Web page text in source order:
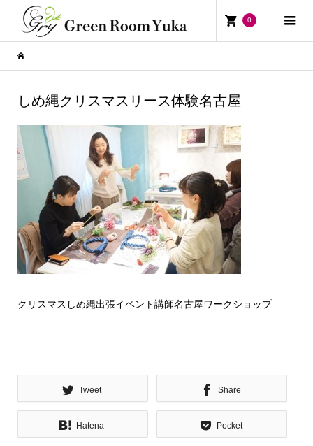
0
しめ縄クリスマスリース体験名古屋
クリスマスしめ縄出張イベント講師名古屋ワークショップ
Tweet Share
Hatena Pocket